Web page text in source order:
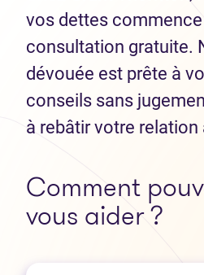
vos dettes commence
consultation gratuite.
dévouée est prête à
conseils sans
à rebâtir votre relation
Comment
vous aider ?